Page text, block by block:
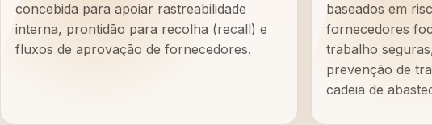
concebida para apoiar rastreabilidade
interna, prontidão para recolha (recall) e
fluxos de aprovação de fornecedores.
baseados em
fornecedores
trabalho
prevenção de
cadeia de